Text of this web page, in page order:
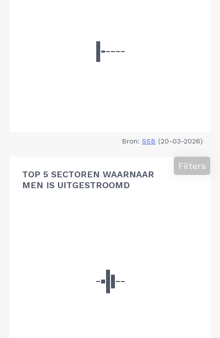
Bron: SSB (20-03-2026)
TOP 5 SECTOREN WAARNAAR
MEN IS UITGESTROOMD
Filters